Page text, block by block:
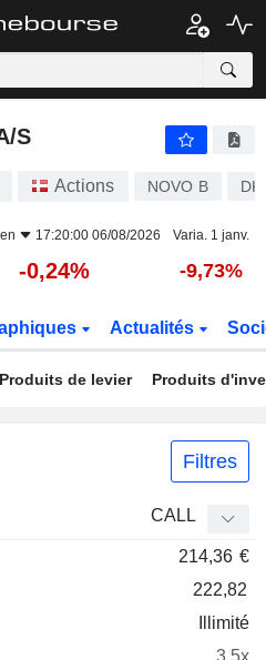
S
Actions NOVO B
17:20:00 06/08/2026 Varia. 1 janv.
-0,24% -9,73%
Actualités
Produits de levier Produits
Filtres
CALL
214,36 €
222,82
Illimité